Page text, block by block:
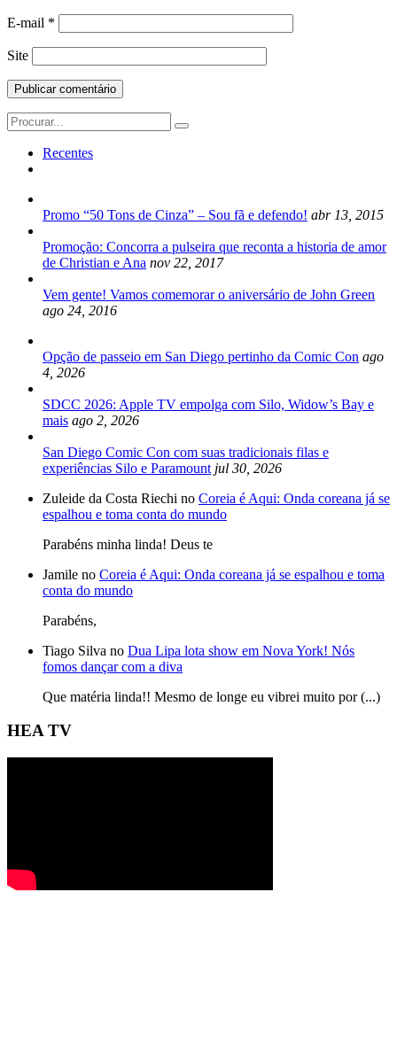
E-mail *
Site
Search
for:
Recentes
Promo “50 Tons de Cinza” – Sou fã e defendo! abr 13, 2015
Promoção: Concorra a pulseira que reconta a historia de amor
de Christian e Ana nov 22, 2017
Vem gente! Vamos comemorar o aniversário de John Green
ago 24, 2016
Opção de passeio em San Diego pertinho da Comic Con ago
4, 2026
SDCC 2026: Apple TV empolga com Silo, Widow’s Bay e
mais ago 2, 2026
San Diego Comic Con com suas tradicionais filas e
experiências Silo e Paramount jul 30, 2026
Zuleide da Costa Riechi no Coreia é Aqui: Onda coreana já se
espalhou e toma conta do mundo
Parabéns minha linda! Deus te
Jamile no Coreia é Aqui: Onda coreana já se espalhou e toma
conta do mundo
Parabéns,
Tiago Silva no Dua Lipa lota show em Nova York! Nós
fomos dançar com a diva
Que matéria linda!! Mesmo de longe eu vibrei muito por (...)
HEA TV